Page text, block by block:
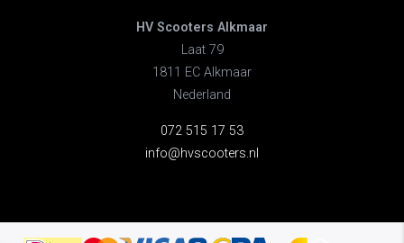
HV Scooters Alkmaar
Laat 79
1811 EC Alkmaar
Nederland
072 515 17 53
info@hvscooters.nl